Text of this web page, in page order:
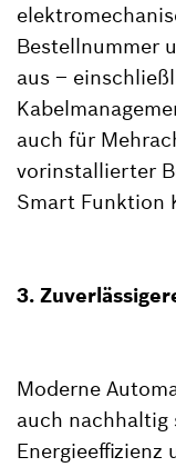
Bestellnummer
aus –
auch für
vorinstallierter
Smart Funktion
3.
Moderne
auch nachhaltig
Energieeffizienz